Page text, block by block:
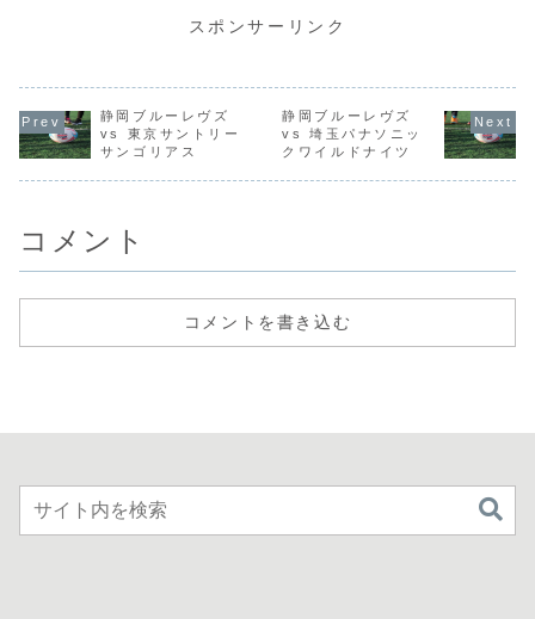
ナイツ
三重ホンダヒート
スポンサーリンク
静岡ブルーレヴズ
vs 東京サントリー
サンゴリアス
静岡ブルーレヴズ
vs 埼玉パナソニッ
クワイルドナイツ
コメント
コメントを書き込む